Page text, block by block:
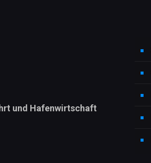
und Hafenwirtschaft